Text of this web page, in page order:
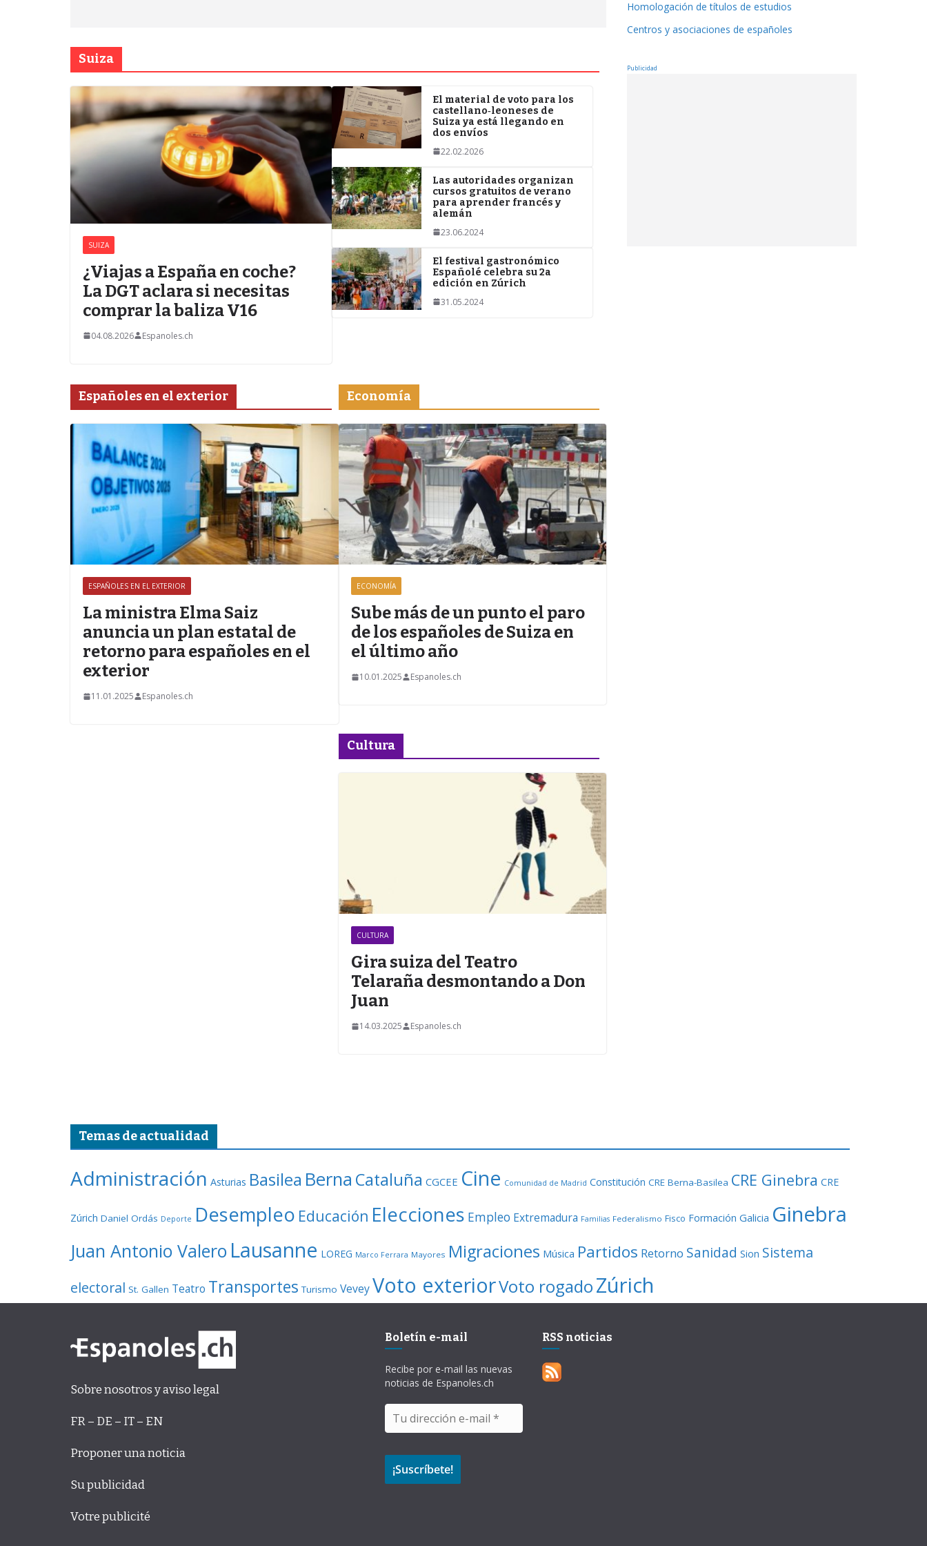
Suiza
SUIZA
¿Viajas a España en coche?
La DGT aclara si necesitas
comprar la baliza V16
04.08.2026 Espanoles.ch
El material de voto para los
castellano‑leoneses de
Suiza ya está llegando en
dos envíos
22.02.2026
Las autoridades organizan
cursos gratuitos de verano
para aprender francés y
alemán
23.06.2024
El festival gastronómico
Españolé celebra su 2a
edición en Zúrich
31.05.2024
Españoles en el exterior
ESPAÑOLES EN EL EXTERIOR
La ministra Elma Saiz
anuncia un plan estatal de
retorno para españoles en el
exterior
11.01.2025 Espanoles.ch
Economía
ECONOMÍA
Sube más de un punto el paro
de los españoles de Suiza en
el último año
10.01.2025 Espanoles.ch
Cultura
CULTURA
Gira suiza del Teatro
Telaraña desmontando a Don
Juan
14.03.2025 Espanoles.ch
Homologación de títulos de estudios
Centros y asociaciones de españoles
Publicidad
Temas de actualidad
Administración Asturias Basilea Berna Cataluña CGCEE Cine Comunidad de Madrid Constitución CRE Berna-Basilea CRE Ginebra CRE
Zúrich Daniel Ordás Deporte Desempleo Educación Elecciones Empleo Extremadura Familias Federalismo Fisco Formación Galicia Ginebra
Juan Antonio Valero Lausanne LOREG Marco Ferrara Mayores Migraciones Música Partidos Retorno Sanidad Sion Sistema
electoral St. Gallen Teatro Transportes Turismo VeveyVoto exteriorVoto rogadoZúrich
Sobre nosotros y aviso legal
FR – DE – IT – EN
Proponer una noticia
Su publicidad
Votre publicité
Boletín e-mail
Recibe por e-mail las nuevas
noticias de Espanoles.ch
RSS noticias